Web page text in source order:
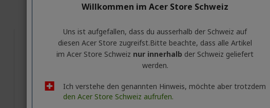
Computer mit USB-C-, USB 3.0- oder USB 2.0-Anschluss
Aktuelle Version von Windows® 7 oder höher / Mac OS® X 10.9
Empfohlene freie Datenträger-Mindestkapazität: 600 MB
Willkommen im Acer Store Schweiz
Uns ist aufgefallen, dass du ausserhalb ​der Schweiz auf
diesen Acer Store zugreifst.​Bitte beachte, dass alle Artikel
im Acer Store Schweiz nur innerhalb der Schweiz geliefert
werden.
Ich verstehe den genannten Hinweis, möchte aber trotzdem
den Acer Store Schweiz aufrufen.